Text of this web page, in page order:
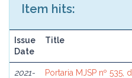
Item hits:
Issue
Date
Title
2021-
Portaria MJSP nº 535,